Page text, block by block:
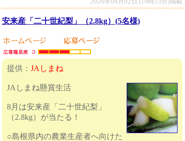
安来産「二十世紀梨」（2.8kg）(5名様)
提供： JAしまね
JAしまね懸賞生活
8月は安来産「二十世紀梨」
（2.8kg）が当たる！
○島根県内の農業生産者へ向けた